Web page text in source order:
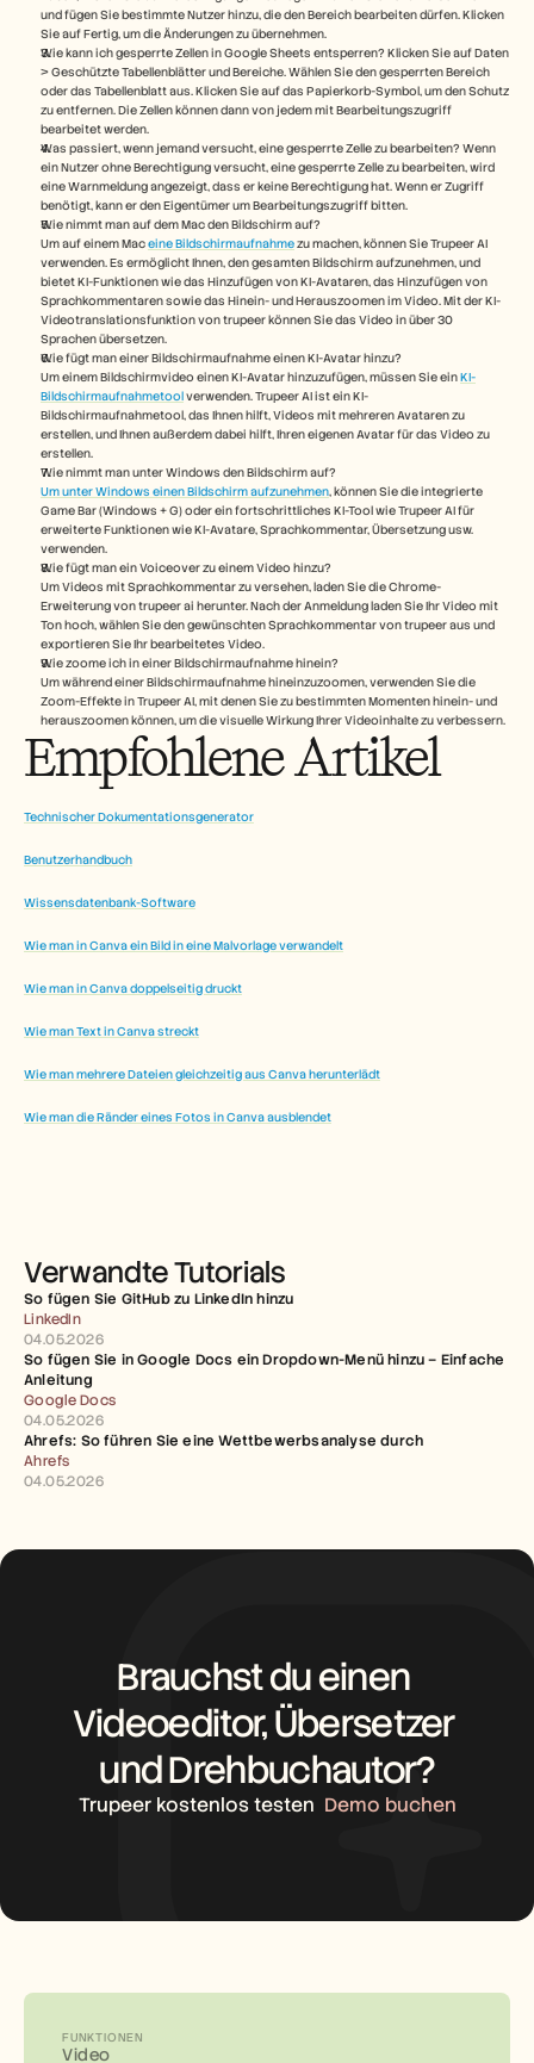
und fügen Sie bestimmte Nutzer hinzu, die den Bereich bearbeiten dürfen. Klicken
Sie auf Fertig, um die Änderungen zu übernehmen.
Wie kann ich gesperrte Zellen in Google Sheets entsperren? Klicken Sie auf Daten
> Geschützte Tabellenblätter und Bereiche. Wählen Sie den gesperrten Bereich
oder das Tabellenblatt aus. Klicken Sie auf das Papierkorb-Symbol, um den Schutz
zu entfernen. Die Zellen können dann von jedem mit Bearbeitungszugriff
bearbeitet werden.
Was passiert, wenn jemand versucht, eine gesperrte Zelle zu bearbeiten? Wenn
ein Nutzer ohne Berechtigung versucht, eine gesperrte Zelle zu bearbeiten, wird
eine Warnmeldung angezeigt, dass er keine Berechtigung hat. Wenn er Zugriff
benötigt, kann er den Eigentümer um Bearbeitungszugriff bitten.
Wie nimmt man auf dem Mac den Bildschirm auf?
Um auf einem Mac eine Bildschirmaufnahme zu machen, können Sie Trupeer AI
verwenden. Es ermöglicht Ihnen, den gesamten Bildschirm aufzunehmen, und
bietet KI-Funktionen wie das Hinzufügen von KI-Avataren, das Hinzufügen von
Sprachkommentaren sowie das Hinein- und Herauszoomen im Video. Mit der KI-
Videotranslationsfunktion von trupeer können Sie das Video in über 30
Sprachen übersetzen.
Wie fügt man einer Bildschirmaufnahme einen KI-Avatar hinzu?
Um einem Bildschirmvideo einen KI-Avatar hinzuzufügen, müssen Sie ein KI-
Bildschirmaufnahmetool verwenden. Trupeer AI ist ein KI-
Bildschirmaufnahmetool, das Ihnen hilft, Videos mit mehreren Avataren zu
erstellen, und Ihnen außerdem dabei hilft, Ihren eigenen Avatar für das Video zu
erstellen.
Wie nimmt man unter Windows den Bildschirm auf?
Um unter Windows einen Bildschirm aufzunehmen, können Sie die integrierte
Game Bar (Windows + G) oder ein fortschrittliches KI-Tool wie Trupeer AI für
erweiterte Funktionen wie KI-Avatare, Sprachkommentar, Übersetzung usw.
verwenden.
Wie fügt man ein Voiceover zu einem Video hinzu?
Um Videos mit Sprachkommentar zu versehen, laden Sie die Chrome-
Erweiterung von trupeer ai herunter. Nach der Anmeldung laden Sie Ihr Video mit
Ton hoch, wählen Sie den gewünschten Sprachkommentar von trupeer aus und
exportieren Sie Ihr bearbeitetes Video.
Wie zoome ich in einer Bildschirmaufnahme hinein?
Um während einer Bildschirmaufnahme hineinzuzoomen, verwenden Sie die
Zoom-Effekte in Trupeer AI, mit denen Sie zu bestimmten Momenten hinein- und
herauszoomen können, um die visuelle Wirkung Ihrer Videoinhalte zu verbessern.
Empfohlene Artikel
Technischer Dokumentationsgenerator
Benutzerhandbuch
Wissensdatenbank-Software
Wie man in Canva ein Bild in eine Malvorlage verwandelt
Wie man in Canva doppelseitig druckt
Wie man Text in Canva streckt
Wie man mehrere Dateien gleichzeitig aus Canva herunterlädt
Wie man die Ränder eines Fotos in Canva ausblendet
Verwandte Tutorials
So fügen Sie GitHub zu LinkedIn hinzu
LinkedIn
04.05.2026
So fügen Sie in Google Docs ein Dropdown-Menü hinzu – Einfache
Anleitung
Google Docs
04.05.2026
Ahrefs: So führen Sie eine Wettbewerbsanalyse durch
Ahrefs
04.05.2026
Brauchst du einen
Videoeditor, Übersetzer
und Drehbuchautor?
Trupeer kostenlos testen Demo buchen
FUNKTIONEN
Video